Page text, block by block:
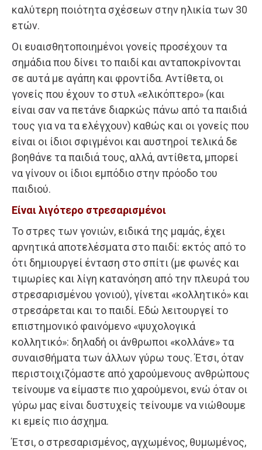
καλύτερη ποιότητα σχέσεων στην ηλικία των 30
ετών.
Οι ευαισθητοποιημένοι γονείς προσέχουν τα
σημάδια που δίνει το παιδί και ανταποκρίνονται
σε αυτά με αγάπη και φροντίδα. Αντίθετα, οι
γονείς που έχουν το στυλ «ελικόπτερο» (και
είναι σαν να πετάνε διαρκώς πάνω από τα παιδιά
τους για να τα ελέγχουν) καθώς και οι γονείς που
είναι οι ίδιοι σφιγμένοι και αυστηροί τελικά δε
βοηθάνε τα παιδιά τους, αλλά, αντίθετα, μπορεί
να γίνουν οι ίδιοι εμπόδιο στην πρόοδο του
παιδιού.
Είναι λιγότερο στρεσαρισμένοι
Το στρες των γονιών, ειδικά της μαμάς, έχει
αρνητικά αποτελέσματα στο παιδί: εκτός από το
ότι δημιουργεί ένταση στο σπίτι (με φωνές και
τιμωρίες και λίγη κατανόηση από την πλευρά του
στρεσαρισμένου γονιού), γίνεται «κολλητικό» και
στρεσάρεται και το παιδί. Εδώ λειτουργεί το
επιστημονικό φαινόμενο «ψυχολογικά
κολλητικό»: δηλαδή οι άνθρωποι «κολλάνε» τα
συναισθήματα των άλλων γύρω τους. Έτσι, όταν
περιστοιχιζόμαστε από χαρούμενους ανθρώπους
τείνουμε να είμαστε πιο χαρούμενοι, ενώ όταν οι
γύρω μας είναι δυστυχείς τείνουμε να νιώθουμε
κι εμείς πιο άσχημα.
Έτσι, ο στρεσαρισμένος, αγχωμένος, θυμωμένος,